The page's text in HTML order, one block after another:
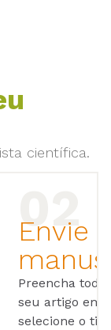
científica.
Envie
Preencha
seu artigo em
selecione o